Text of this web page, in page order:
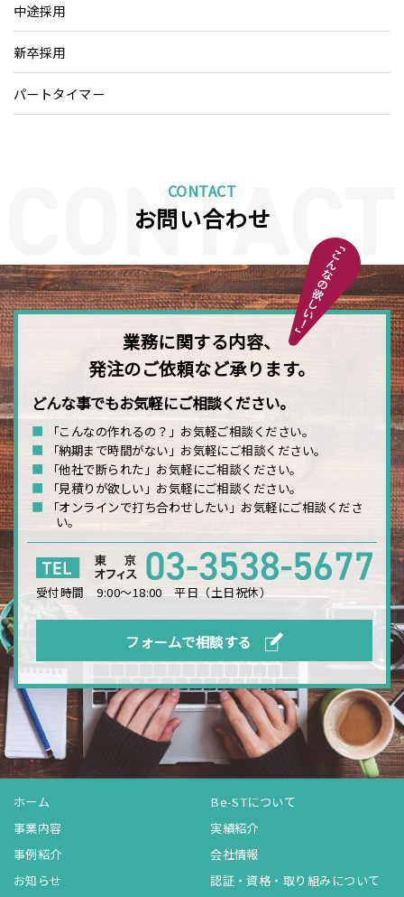
中途採用
新卒採用
パートタイマー
CONTACT
お問い合わせ
業務に関する内容、
発注のご依頼など承ります。
どんな事でもお気軽にご相談ください。
■
「こんなの作れるの？」お気軽ご相談ください。
■
「納期まで時間がない」お気軽にご相談ください。
■
「他社で断られた」お気軽にご相談ください。
■
「見積りが欲しい」お気軽にご相談ください。
■
「オンラインで打ち合わせしたい」お気軽にご相談くださ
い。
受付時間 9:00〜18:00 平日（土日祝休）
フォームで相談する
ホーム
Be-STについて
事業内容
実績紹介
事例紹介
会社情報
お知らせ
認証・資格・取り組みについて